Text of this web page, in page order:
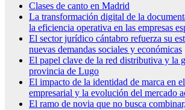
Clases de canto en Madrid
La transformación digital de la
la eficiencia operativa en las empresas
El sector jurídico cántabro refuerza su
nuevas demandas sociales y económicas
El papel clave de la red distributiva y la
provincia de Lugo
El impacto de la identidad de marca en
empresarial y la evolución del mercado
El ramo de novia que no busca